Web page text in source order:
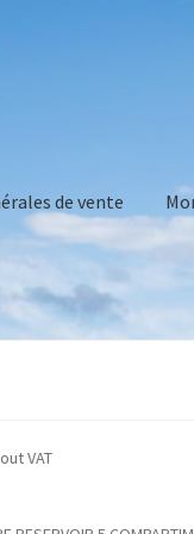
de vente
without VAT